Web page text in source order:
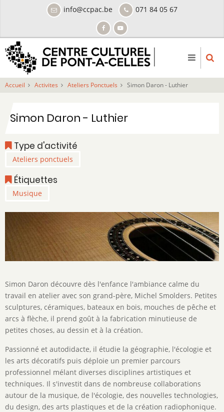
principal
info@ccpac.be 071 84 05 67
Accueil Activites Ateliers Ponctuels Simon Daron - Luthier
Simon Daron - Luthier
Type d'activité
Ateliers ponctuels
Étiquettes
Musique
Description
de
l'activité
Simon Daron découvre dès l'enfance l'ambiance calme du
travail en atelier avec son grand-père, Michel Smolders. Petites
sculptures, céramiques, bateaux en bois, mouches de pêche et
arcs à flèche, il prend goût à la fabrication minutieuse de
petites choses, au dessin et à la création.
Passionné et autodidacte, il étudie la géographie, l'écologie et
les arts décoratifs puis déploie un premier parcours
professionnel mélant diverses disciplines artistiques et
techniques. Il s'investit dans de nombreuse collaborations
autour de la musique, de l'écologie, des nouvelles technologies,
du design, des arts plastiques et de la création radiophonique.